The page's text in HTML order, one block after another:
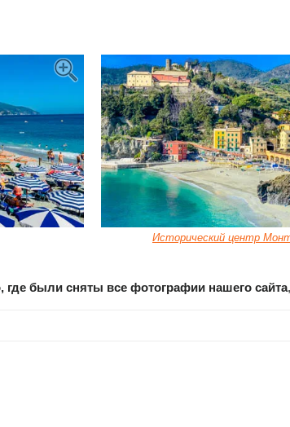
Исторический центр
где были сняты все фотографии нашего сайта